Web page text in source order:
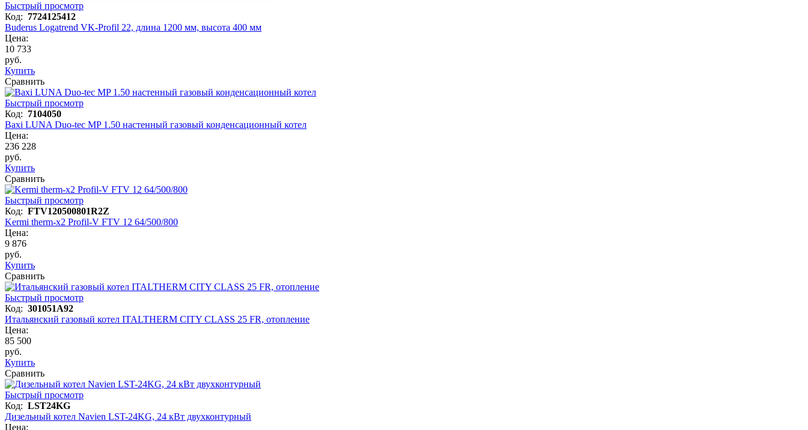
Быстрый просмотр
Код: 7724125412
Buderus Logatrend VK-Profil 22, длина 1200 мм, высота 400 мм
Цена:
10 733
руб.
Купить
Сравнить
Быстрый просмотр
Код: 7104050
Baxi LUNA Duo-tec MP 1.50 настенный газовый конденсационный котел
Цена:
236 228
руб.
Купить
Сравнить
Быстрый просмотр
Код: FTV120500801R2Z
Kermi therm-x2 Profil-V FTV 12 64/500/800
Цена:
9 876
руб.
Купить
Сравнить
Быстрый просмотр
Код: 301051A92
Итальянский газовый котел ITALTHERM CITY CLASS 25 FR, отопление
Цена:
85 500
руб.
Купить
Сравнить
Быстрый просмотр
Код: LST24KG
Дизельный котел Navien LST-24KG, 24 кВт двухконтурный
Цена: